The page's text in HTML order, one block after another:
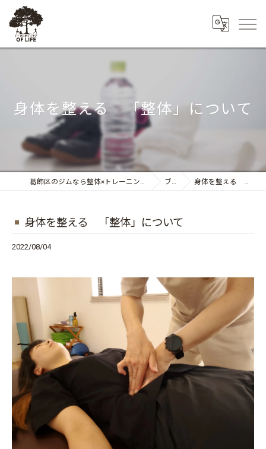
身体を整える 「整体」について
葛飾区のジムなら整体×トレーニング トータルボディケア OF LIFE ブログ 身体を整える 「整体」について
身体を整える 「整体」について
2022/08/04